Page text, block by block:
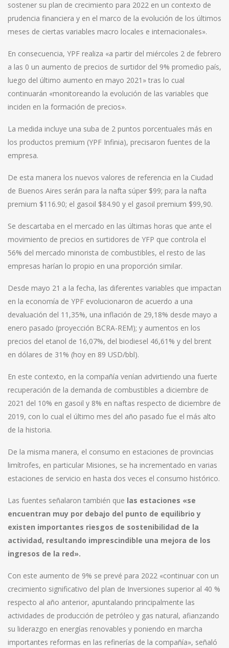
sostener su plan de crecimiento para 2022 en un contexto de
prudencia financiera y en el marco de la evolución de los últimos
meses de ciertas variables macro locales e internacionales».
En consecuencia, YPF realiza «a partir del miércoles 2 de febrero
a las 0 un aumento de precios de surtidor del 9% promedio país,
luego del último aumento en mayo 2021» tras lo cual
continuarán «monitoreando la evolución de las variables que
inciden en la formación de precios».
La medida incluye una suba de 2 puntos porcentuales más en
los productos premium (YPF Infinia), precisaron fuentes de la
empresa.
De esta manera los nuevos valores de referencia en la Ciudad
de Buenos Aires serán para la nafta súper $99; para la nafta
premium $116.90; el gasoil $84.90 y el gasoil premium $99,90.
Se descartaba en el mercado en las últimas horas que ante el
movimiento de precios en surtidores de YFP que controla el
56% del mercado minorista de combustibles, el resto de las
empresas harían lo propio en una proporción similar.
Desde mayo 21 a la fecha, las diferentes variables que impactan
en la economía de YPF evolucionaron de acuerdo a una
devaluación del 11,35%, una inflación de 29,18% desde mayo a
enero pasado (proyección BCRA-REM); y aumentos en los
precios del etanol de 16,07%, del biodiesel 46,61% y del brent
en dólares de 31% (hoy en 89 USD/bbl).
En este contexto, en la compañía venían advirtiendo una fuerte
recuperación de la demanda de combustibles a diciembre de
2021 del 10% en gasoil y 8% en naftas respecto de diciembre de
2019, con lo cual el último mes del año pasado fue el más alto
de la historia.
De la misma manera, el consumo en estaciones de provincias
limítrofes, en particular Misiones, se ha incrementado en varias
estaciones de servicio en hasta dos veces el consumo histórico.
Las fuentes señalaron también que las estaciones «se
encuentran muy por debajo del punto de equilibrio y
existen importantes riesgos de sostenibilidad de la
actividad, resultando imprescindible una mejora de los
ingresos de la red».
Con este aumento de 9% se prevé para 2022 «continuar con un
crecimiento significativo del plan de Inversiones superior al 40 %
respecto al año anterior, apuntalando principalmente las
actividades de producción de petróleo y gas natural, afianzando
su liderazgo en energías renovables y poniendo en marcha
importantes reformas en las refinerías de la compañía», señaló